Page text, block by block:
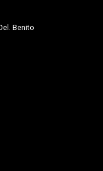
Benito